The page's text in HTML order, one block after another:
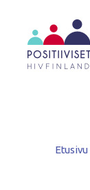
Etusivu